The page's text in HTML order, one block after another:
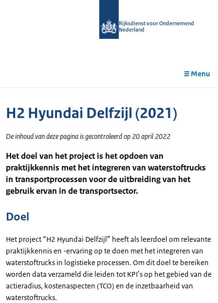
Rijksdienst voor Ondernemend
Nederland
Menu
H2 Hyundai Delfzijl (2021)
De inhoud van deze pagina is gecontroleerd op 20 april 2022
Het doel van het project is het opdoen van
praktijkkennis met het integreren van waterstoftrucks
in transportprocessen voor de uitbreiding van het
gebruik ervan in de transportsector.
Doel
Het project “H2 Hyundai Delfzijl” heeft als leerdoel om relevante
praktijkkennis en -ervaring op te doen met het integreren van
waterstoftrucks in logistieke processen. Om dit doel te bereiken
worden data verzameld die leiden tot KPI’s op het gebied van de
actieradius, kostenaspecten (TCO) en de inzetbaarheid van
waterstoftrucks.